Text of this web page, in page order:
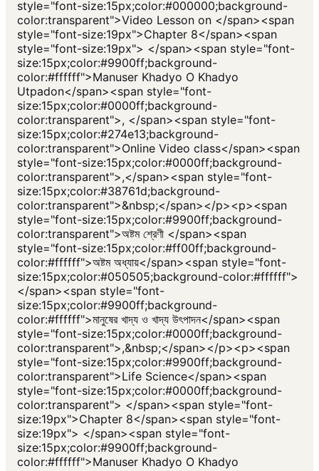
style="font-size:15px;color:#000000;background-
color:transparent">Video Lesson on </span><span
style="font-size:19px">Chapter 8</span><span
style="font-size:19px"> </span><span style="font-
size:15px;color:#9900ff;background-
color:#ffffff">Manuser Khadyo O Khadyo
Utpadon</span><span style="font-
size:15px;color:#0000ff;background-
color:transparent">, </span><span style="font-
size:15px;color:#274e13;background-
color:transparent">Online Video class</span><span
style="font-size:15px;color:#0000ff;background-
color:transparent">,</span><span style="font-
size:15px;color:#38761d;background-
color:transparent">&nbsp;</span></p><p><span
style="font-size:15px;color:#9900ff;background-
color:transparent">অষ্টম শ্রেণী </span><span
style="font-size:15px;color:#ff00ff;background-
color:#ffffff">অষ্টম অধ্যায়</span><span style="font-
size:15px;color:#050505;background-color:#ffffff">
</span><span style="font-
size:15px;color:#9900ff;background-
color:#ffffff">মানুষের খাদ্য ও খাদ্য উৎপাদন</span><span
style="font-size:15px;color:#0000ff;background-
color:transparent">,&nbsp;</span></p><p><span
style="font-size:15px;color:#9900ff;background-
color:transparent">Life Science</span><span
style="font-size:15px;color:#0000ff;background-
color:transparent"> </span><span style="font-
size:19px">Chapter 8</span><span style="font-
size:19px"> </span><span style="font-
size:15px;color:#9900ff;background-
color:#ffffff">Manuser Khadyo O Khadyo